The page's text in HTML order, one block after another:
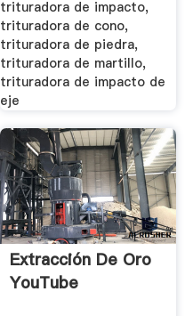
trituradora de impacto,
trituradora de cono,
trituradora de piedra,
trituradora de martillo,
trituradora de impacto de
eje
Extracción De Oro
YouTube